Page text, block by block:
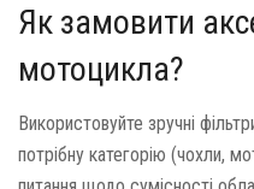
Як замовити
мотоцикла?
Використовуйте зручні
потрібну категорію (чохли,